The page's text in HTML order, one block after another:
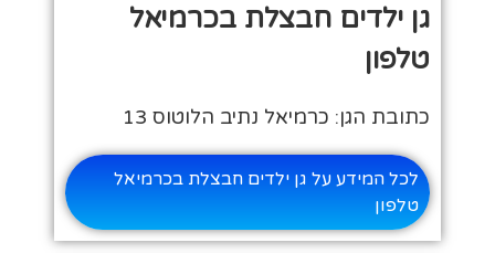
גן ילדים חבצלת בכרמיאל
טלפון
כתובת הגן: כרמיאל נתיב הלוטוס 13
לכל המידע על גן ילדים חבצלת בכרמיאל
טלפון